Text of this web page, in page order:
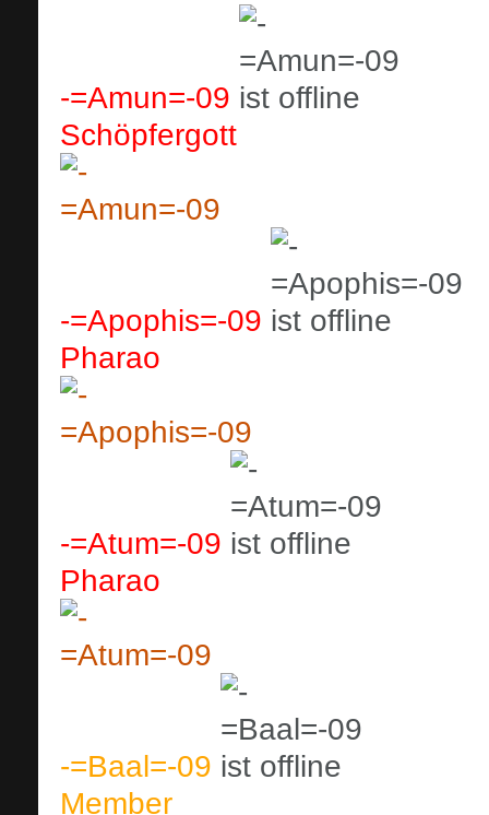
-=Amun=-09
Schöpfergott
-=Apophis=-09
Pharao
-=Atum=-09
Pharao
-=Baal=-09
Member